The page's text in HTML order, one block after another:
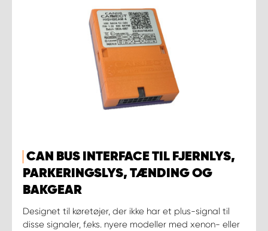
CAN BUS INTERFACE TIL FJERNLYS,
PARKERINGSLYS, TÆNDING OG
BAKGEAR
Designet til køretøjer, der ikke har et plus-signal til
disse signaler, f.eks. nyere modeller med xenon- eller